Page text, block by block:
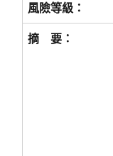
風險等級：
摘 要：